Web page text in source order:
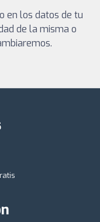
en los datos de tu
de la misma o